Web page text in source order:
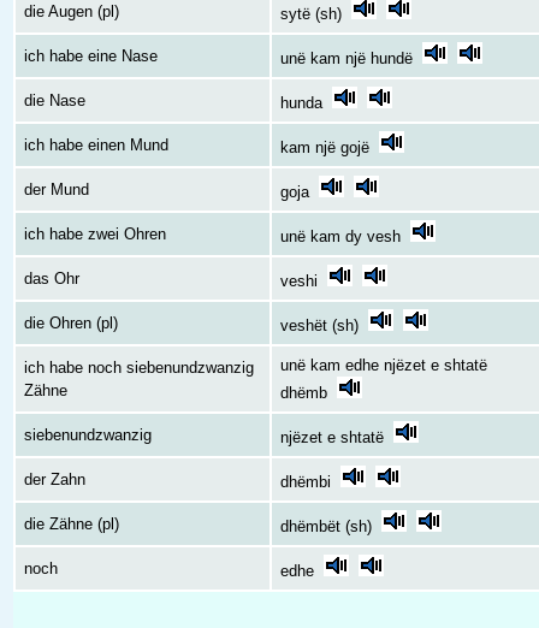
die Augen (pl) sytë (sh)
ich habe eine Nase unë kam një hundë
die Nase hunda
ich habe einen Mund kam një gojë
der Mund goja
ich habe zwei Ohren unë kam dy vesh
das Ohr veshi
die Ohren (pl) veshët (sh)
ich habe noch siebenundzwanzig
Zähne
unë kam edhe njëzet e shtatë
dhëmb
siebenundzwanzig njëzet e shtatë
der Zahn dhëmbi
die Zähne (pl) dhëmbët (sh)
noch edhe